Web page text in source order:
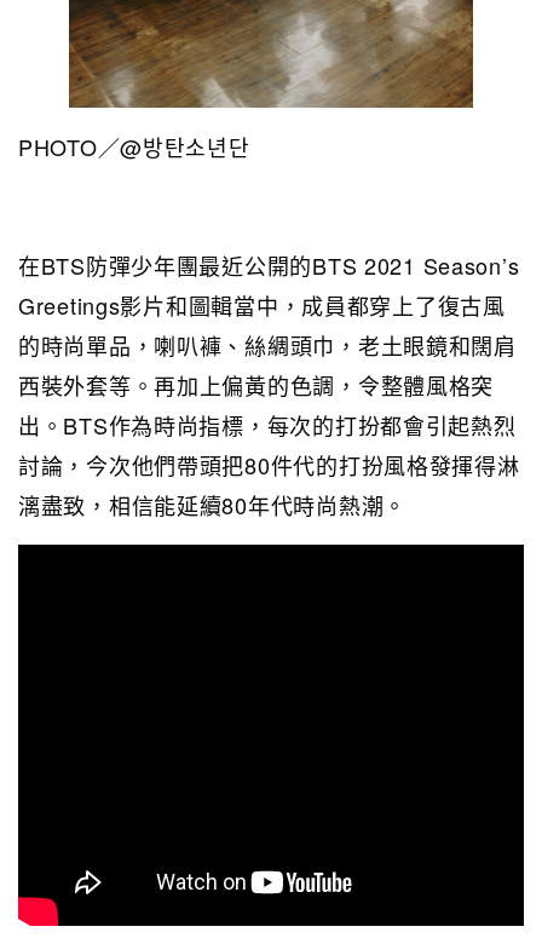
PHOTO／@방탄소년단
在BTS防彈少年團最近公開的BTS 2021 Season’s
Greetings影片和圖輯當中，成員都穿上了復古風
的時尚單品，喇叭褲、絲綢頭巾，老土眼鏡和闊肩
西裝外套等。再加上偏黃的色調，令整體風格突
出。BTS作為時尚指標，每次的打扮都會引起熱烈
討論，今次他們帶頭把80件代的打扮風格發揮得淋
漓盡致，相信能延續80年代時尚熱潮。